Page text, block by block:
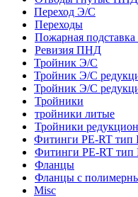
Переход Э/С
Переходы
Пожарная
Ревизия ПНД
Тройник Э/С
Тройник Э/С
Тройник Э/С
Тройники
тройники литые
Тройники
Фитинги PE-RT тип
Фитинги PE-RT тип
Фланцы
Фланцы с
Misc